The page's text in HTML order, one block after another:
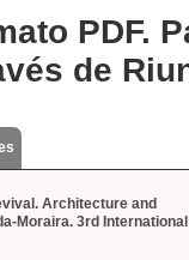
PDF.
de
Architecture and
Moraira. 3rd International